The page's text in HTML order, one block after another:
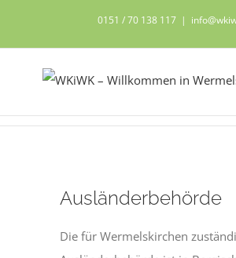
0151 / 70 138 117 |
Ausländerbehörde
Die für Wermelskirchen